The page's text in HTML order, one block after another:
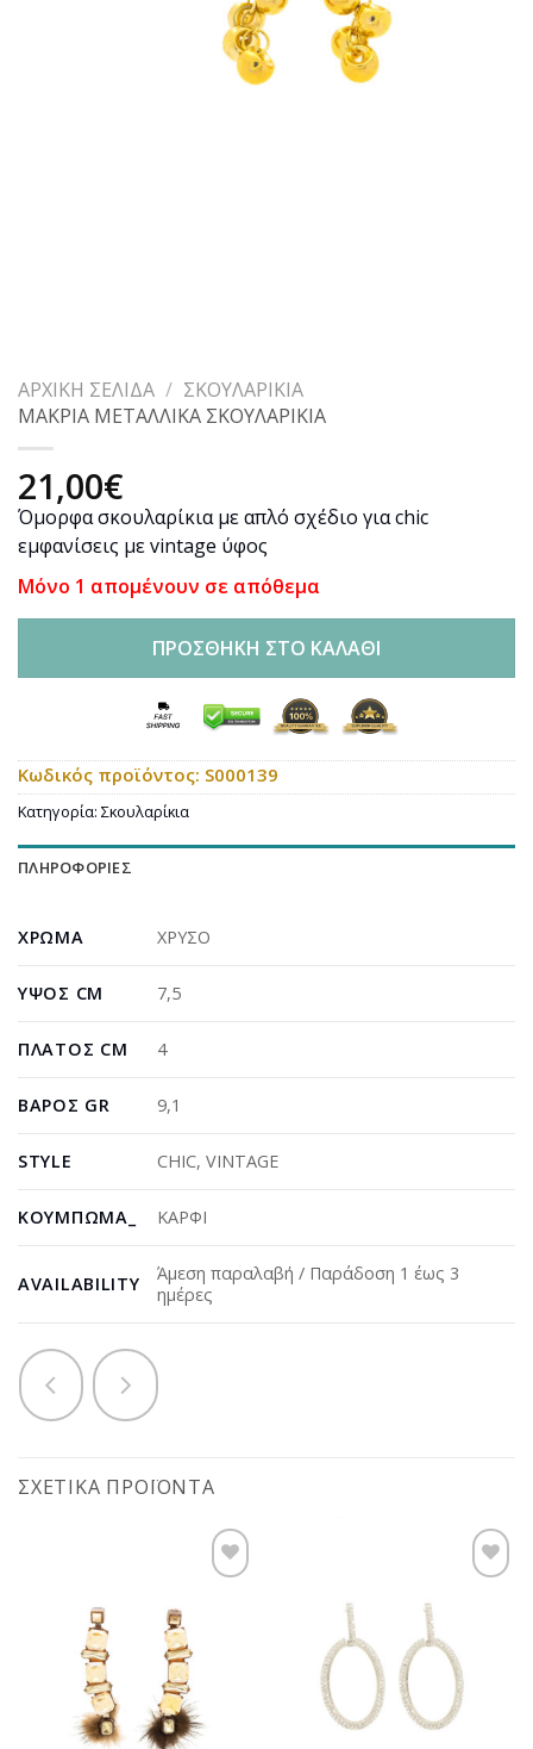
ΑΡΧΙΚΉ ΣΕΛΊΔΑ / ΣΚΟΥΛΑΡΊΚΙΑ
ΜΑΚΡΙΑ ΜΕΤΑΛΛΙΚΑ ΣΚΟΥΛΑΡΙΚΙΑ
21,00€
Όμορφα σκουλαρίκια με απλό σχέδιο για chic
εμφανίσεις με vintage ύφος
Μόνο 1 απομένουν σε απόθεμα
ΠΡΟΣΘΉΚΗ ΣΤΟ ΚΑΛΆΘΙ
Κωδικός προϊόντος: S000139
Κατηγορία: Σκουλαρίκια
ΠΛΗΡΟΦΟΡΊΕΣ
ΧΡΏΜΑ ΧΡΥΣΟ
ΎΨΟΣ CM 7,5
ΠΛΆΤΟΣ CM 4
ΒΆΡΟΣ GR 9,1
STYLE CHIC,VINTAGE
ΚΟΎΜΠΩΜΑ_ ΚΑΡΦΙ
AVAILABILITY
Άμεση παραλαβή / Παράδοση 1 έως 3
ημέρες
ΣΧΕΤΙΚΆ ΠΡΟΪΌΝΤΑ
Προσθήκη
wishlist
wishlist